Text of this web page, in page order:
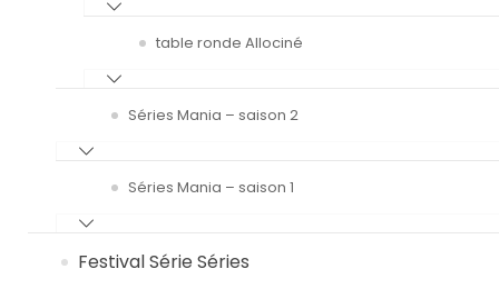
table ronde Allociné
Séries Mania – saison 2
Séries Mania – saison 1
Festival Série Séries